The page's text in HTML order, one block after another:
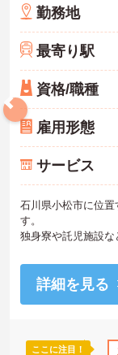
格OK 産休･育休･
勤務地
最寄り駅
資格/職種
雇用形態
サービス
石川県小松市に位
す。
独身寮や託児施設
ご興味のある方には
たしますので、お
詳細を見る
ここに注目！